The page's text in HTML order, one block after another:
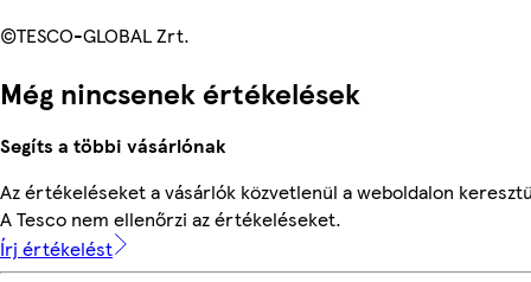
©TESCO-GLOBAL Zrt.
Még nincsenek értékelések
Segíts a többi vásárlónak
Az értékeléseket a vásárlók közvetlenül a weboldalon
A Tesco nem ellenőrzi az értékeléseket.
Írj értékelést